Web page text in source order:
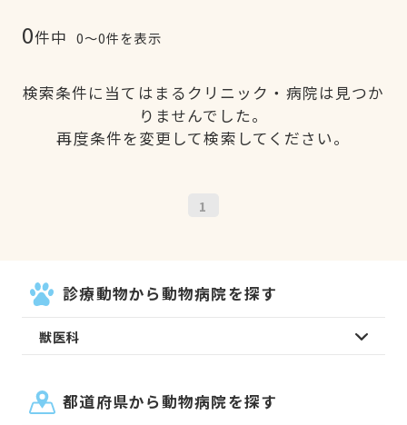
0件中 0〜0件を表示
検索条件に当てはまるクリニック・病院は見つか
りませんでした。
再度条件を変更して検索してください。
1
診療動物から動物病院を探す
獣医科
都道府県から動物病院を探す